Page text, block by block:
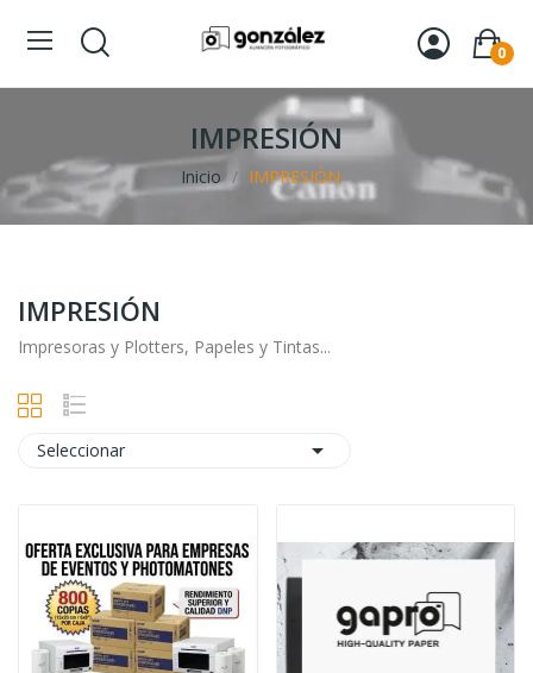
0
IMPRESIÓN
Inicio IMPRESIÓN
IMPRESIÓN
Impresoras y Plotters, Papeles y Tintas...
Seleccionar 